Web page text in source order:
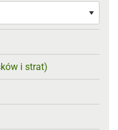
i strat)